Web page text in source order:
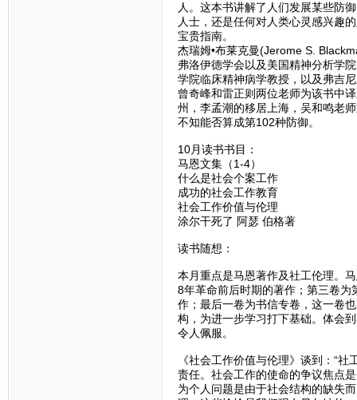
人。这本书讲解了人们发展某些防
人士，还是任何对人类心灵感兴趣
宝贵指南。
杰瑞姆•布莱克曼(Jerome S.
弗洛伊德学会以及美国精神分析学
学院临床精神病学教授，以及弗吉
曾奇峰和雷正则两位老师为该书中
州，李孟潮的移居上海，吴和鸣老
不知能否算成第102种防御。
10月读书书目：
马恩文集（1-4）
什么是社会个案工作
成功的社会工作教育
社会工作价值与伦理
涂尔干死了 阿瑟 伯格著
读书随想：
本月重点是马恩著作及社工伦理。
8年革命前后时期的著作；第三卷
作；最后一卷为书信专卷，这一卷
构，为进一步学习打下基础。体会
令人佩服。
《社会工作价值与伦理》谈到：“
责任。社会工作的使命的争议焦点
为个人问题是由于社会结构的缺失